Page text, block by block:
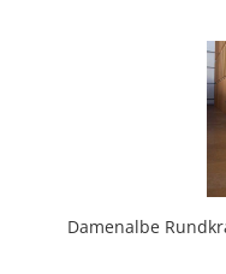
Damenalbe